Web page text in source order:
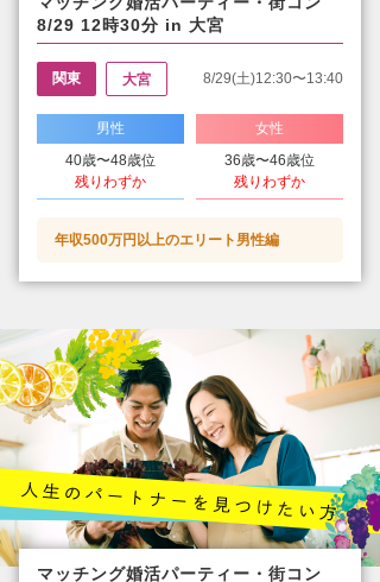
8/29 12時30分 in 大宮
関東 大宮 8/29(土)12:30〜13:40
男性
40歳〜48歳位
残りわずか
女性
36歳〜46歳位
残りわずか
年収500万円以上のエリート男性編
マッチング婚活パーティー・街コン